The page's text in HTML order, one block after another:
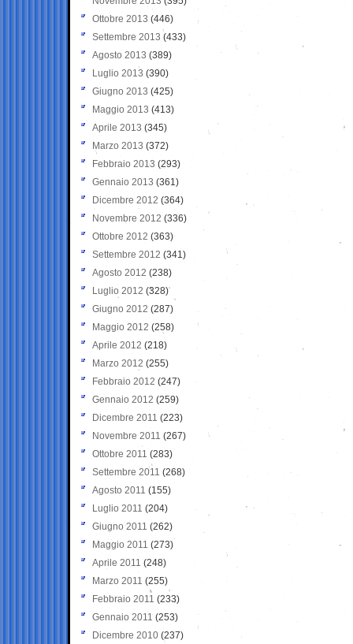
Ottobre 2013 (446)
Settembre 2013 (433)
Agosto 2013 (389)
Luglio 2013 (390)
Giugno 2013 (425)
Maggio 2013 (413)
Aprile 2013 (345)
Marzo 2013 (372)
Febbraio 2013 (293)
Gennaio 2013 (361)
Dicembre 2012 (364)
Novembre 2012 (336)
Ottobre 2012 (363)
Settembre 2012 (341)
Agosto 2012 (238)
Luglio 2012 (328)
Giugno 2012 (287)
Maggio 2012 (258)
Aprile 2012 (218)
Marzo 2012 (255)
Febbraio 2012 (247)
Gennaio 2012 (259)
Dicembre 2011 (223)
Novembre 2011 (267)
Ottobre 2011 (283)
Settembre 2011 (268)
Agosto 2011 (155)
Luglio 2011 (204)
Giugno 2011 (262)
Maggio 2011 (273)
Aprile 2011 (248)
Marzo 2011 (255)
Febbraio 2011 (233)
Gennaio 2011 (253)
Dicembre 2010 (237)